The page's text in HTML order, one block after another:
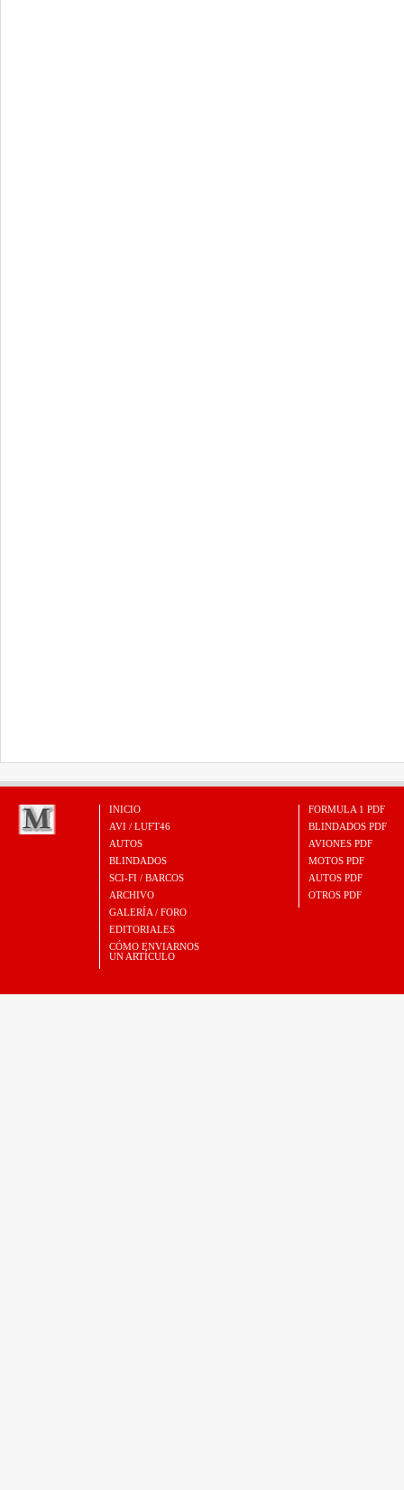
INICIO
AVI / LUFT46
AUTOS
BLINDADOS
SCI-FI / BARCOS
ARCHIVO
GALERÍA / FORO
EDITORIALES
CÓMO ENVIARNOS
UN ARTÍCULO
FORMULA 1 PDF
BLINDADOS PDF
AVIONES PDF
MOTOS PDF
AUTOS PDF
OTROS PDF